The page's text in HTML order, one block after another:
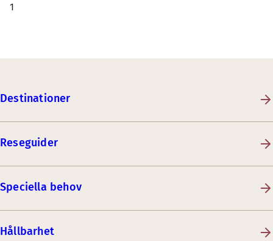
1
Destinationer
Reseguider
Speciella behov
Hållbarhet